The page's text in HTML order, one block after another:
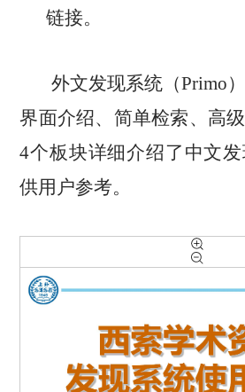
链接。
外文发现系统（Primo
界面介绍、简单检索、高
4个板块详细介绍了中文发
供用户参考。